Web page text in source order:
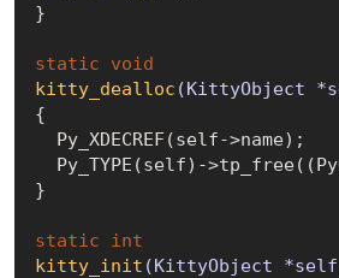
}
static
void
kitty_dealloc (KittyObject
{
}
static
int
kitty_init (KittyObject